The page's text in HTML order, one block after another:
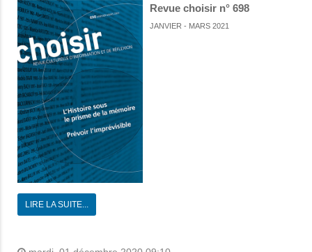
Revue choisir n° 698
JANVIER - MARS 2021
LIRE LA SUITE...